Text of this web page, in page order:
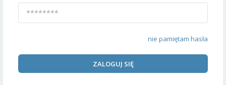
nie pamiętam hasła
ZALOGUJ SIĘ